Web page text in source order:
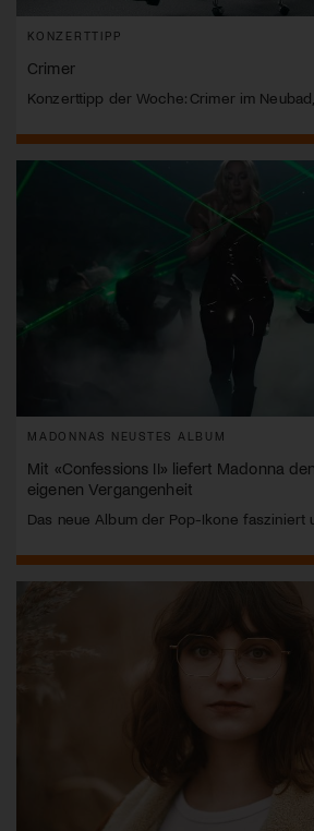
KONZERTTIPP
Crimer
Konzerttipp der Woche: Crimer im
MADONNAS NEUSTES ALBUM
Mit «Confessions II» liefert Madonna
eigenen Vergangenheit
Das neue Album der Pop-Ikone fasziniert